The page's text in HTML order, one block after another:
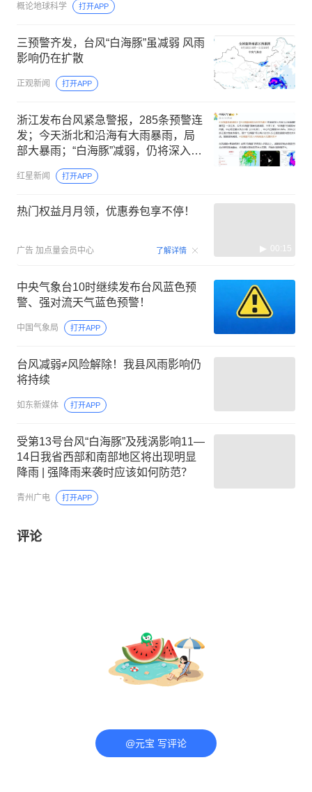
概论地球科学 打开APP
三预警齐发，台风“白海豚”虽减弱 风雨
影响仍在扩散
正观新闻 打开APP
浙江发布台风紧急警报，285条预警连
发；今天浙北和沿海有大雨暴雨，局
部大暴雨；“白海豚”减弱，仍将深入内
陆北上制造暴雨大暴雨
红星新闻 打开APP
热门权益月月领，优惠券包享不停！
广告 加点量会员中心 了解详情 00:15
中央气象台10时继续发布台风蓝色预
警、强对流天气蓝色预警！
中国气象局 打开APP
台风减弱≠风险解除！我县风雨影响仍
将持续
如东新媒体 打开APP
受第13号台风“白海豚”及残涡影响11—
14日我省西部和南部地区将出现明显
降雨 | 强降雨来袭时应该如何防范？
青州广电 打开APP
评论
@元宝 写评论